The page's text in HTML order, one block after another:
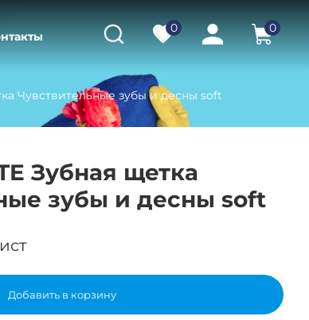
0 0
Чувствительные зубы и десны soft
Зубная щетка
зубы и десны soft
Добавить в корзину